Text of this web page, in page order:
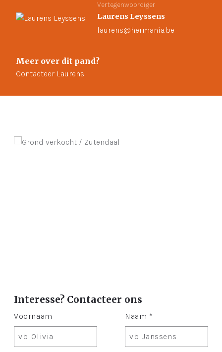
Vertegenwoordiger
Laurens Leyssens
laurens@hermania.be
Meer over dit pand?
Contacteer Laurens
Interesse? Contacteer ons
Voornaam Naam *